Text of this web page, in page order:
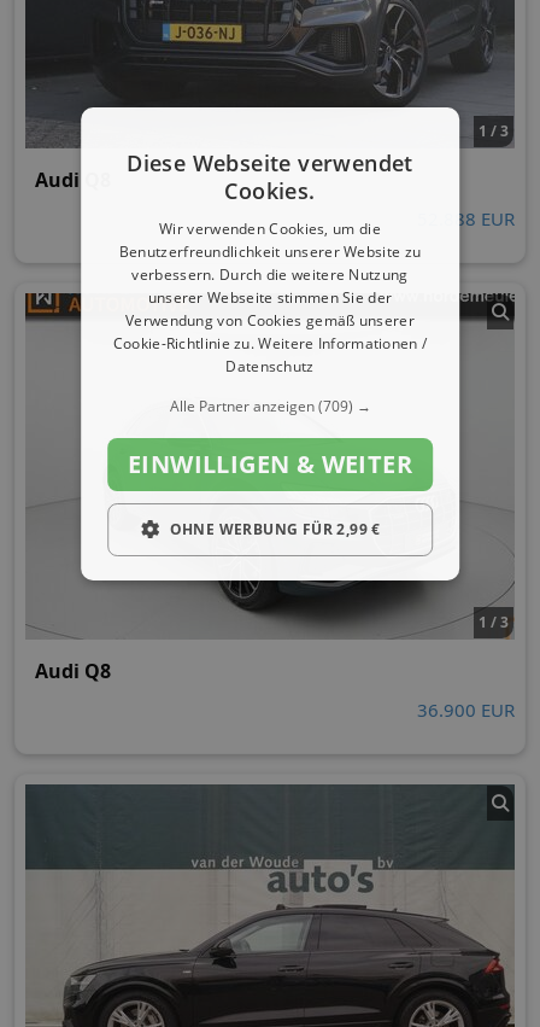
1 / 3
Audi Q8
52.888 EUR
1 / 3
Audi Q8
36.900 EUR
Diese Webseite verwendet
Cookies.
Wir verwenden Cookies, um die
Benutzerfreundlichkeit unserer Website zu
verbessern. Durch die weitere Nutzung
unserer Webseite stimmen Sie der
Verwendung von Cookies gemäß unserer
Cookie-Richtlinie zu.Weitere Informationen /
Datenschutz
Alle Partner anzeigen(709) →
EINWILLIGEN & WEITER
OHNE WERBUNG FÜR 2,99 €